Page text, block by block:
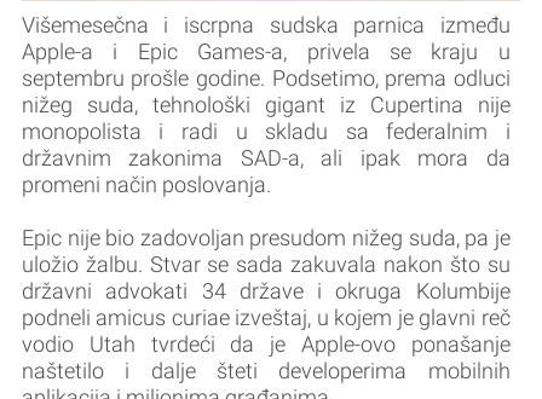
Višemesečna i iscrpna sudska parnica između
Apple-a i Epic Games-a, privela se kraju u
septembru prošle godine. Podsetimo, prema odluci
nižeg suda, tehnološki gigant iz Cupertina nije
monopolista i radi u skladu sa federalnim i
državnim zakonima SAD-a, ali ipak mora da
promeni način poslovanja.
Epic nije bio zadovoljan presudom nižeg suda, pa je
uložio žalbu. Stvar se sada zakuvala nakon što su
državni advokati 34 države i okruga Kolumbije
podneli amicus curiae izveštaj, u kojem je glavni reč
vodio Utah tvrdeći da je Apple-ovo ponašanje
naštetilo i dalje šteti developerima mobilnih